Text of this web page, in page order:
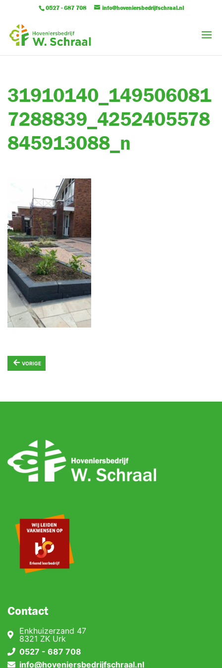
0527 - 687 708 info@hoveniersbedrijfschraal.nl
31910140_149506081
7288839_4252405578
845913088_n
← VORIGE
Contact
Enkhuizerzand 47
8321 ZK Urk
0527 - 687 708
info@hoveniersbedrijfschraal.nl